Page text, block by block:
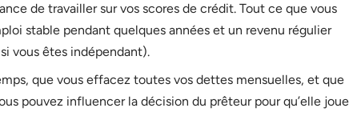
de travailler sur vos scores de crédit. Tout ce que vous
stable pendant quelques années et un revenu régulier
vous êtes indépendant).
que vous effacez toutes vos dettes mensuelles, et que
pouvez influencer la décision du prêteur pour qu’elle joue